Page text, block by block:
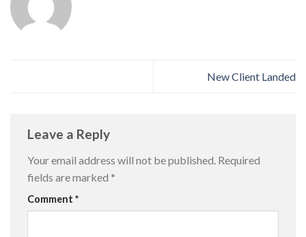
New Client Landed
Leave a Reply
Your email address will not be published. Required
fields are marked *
Comment *